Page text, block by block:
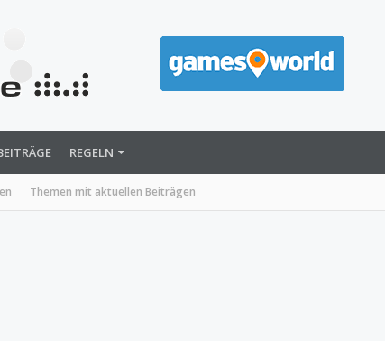
Themen mit aktuellen Beiträgen
REGELN